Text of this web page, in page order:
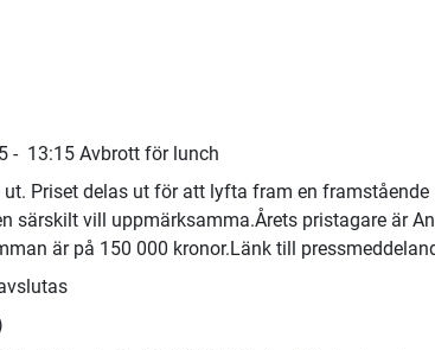
- 13:15 Avbrott för lunch
Priset delas ut för att lyfta fram en framstående
särskilt vill uppmärksamma.Årets pristagare är
är på 150 000 kronor.Länk till